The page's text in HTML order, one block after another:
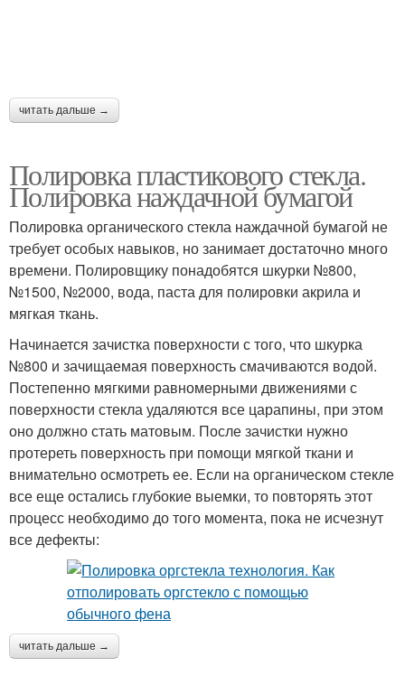
читать дальше →
Полировка пластикового стекла.
Полировка наждачной бумагой
Полировка органического стекла наждачной бумагой не
требует особых навыков, но занимает достаточно много
времени. Полировщику понадобятся шкурки №800,
№1500, №2000, вода, паста для полировки акрила и
мягкая ткань.
Начинается зачистка поверхности с того, что шкурка
№800 и зачищаемая поверхность смачиваются водой.
Постепенно мягкими равномерными движениями с
поверхности стекла удаляются все царапины, при этом
оно должно стать матовым. После зачистки нужно
протереть поверхность при помощи мягкой ткани и
внимательно осмотреть ее. Если на органическом стекле
все еще остались глубокие выемки, то повторять этот
процесс необходимо до того момента, пока не исчезнут
все дефекты:
читать дальше →